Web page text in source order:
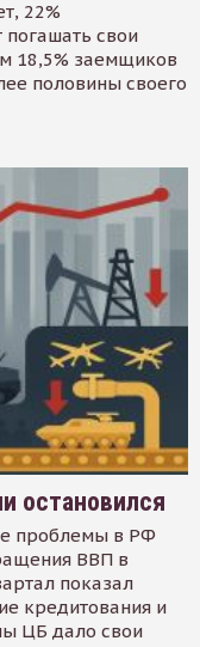
22%
погашать свои
18,5% заемщиков
половины своего
остановился
проблемы в РФ
ВВП в
показал
кредитования и
ЦБ дало свои